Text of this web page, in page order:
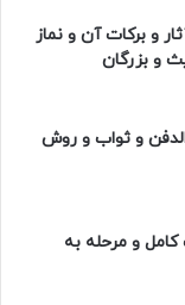
و برکات آن و نماز
و بزرگان
و ثواب و روش
و مرحله به